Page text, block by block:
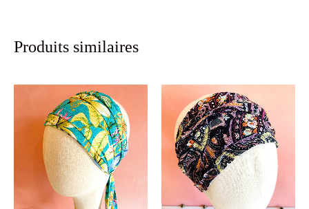
Produits similaires